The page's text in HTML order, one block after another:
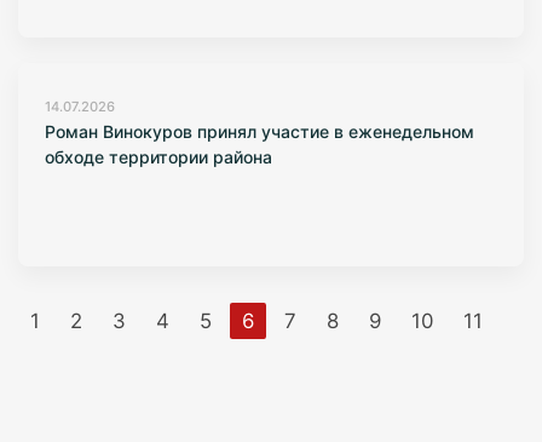
14.07.2026
Роман Винокуров принял участие в еженедельном
обходе территории района
1 2 3 4 5 6 7 8 9 10 11